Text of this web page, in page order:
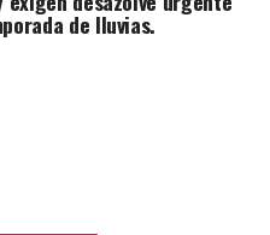
de lluvias.